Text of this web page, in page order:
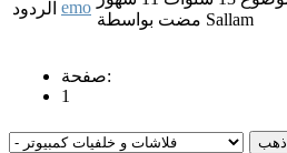
الردود
مضت Sallam
صفحة:
1